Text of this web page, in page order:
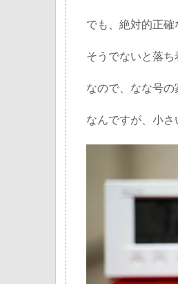
でも、絶対的正確
そうでないと落ち
なので、なな号
なんですが、小